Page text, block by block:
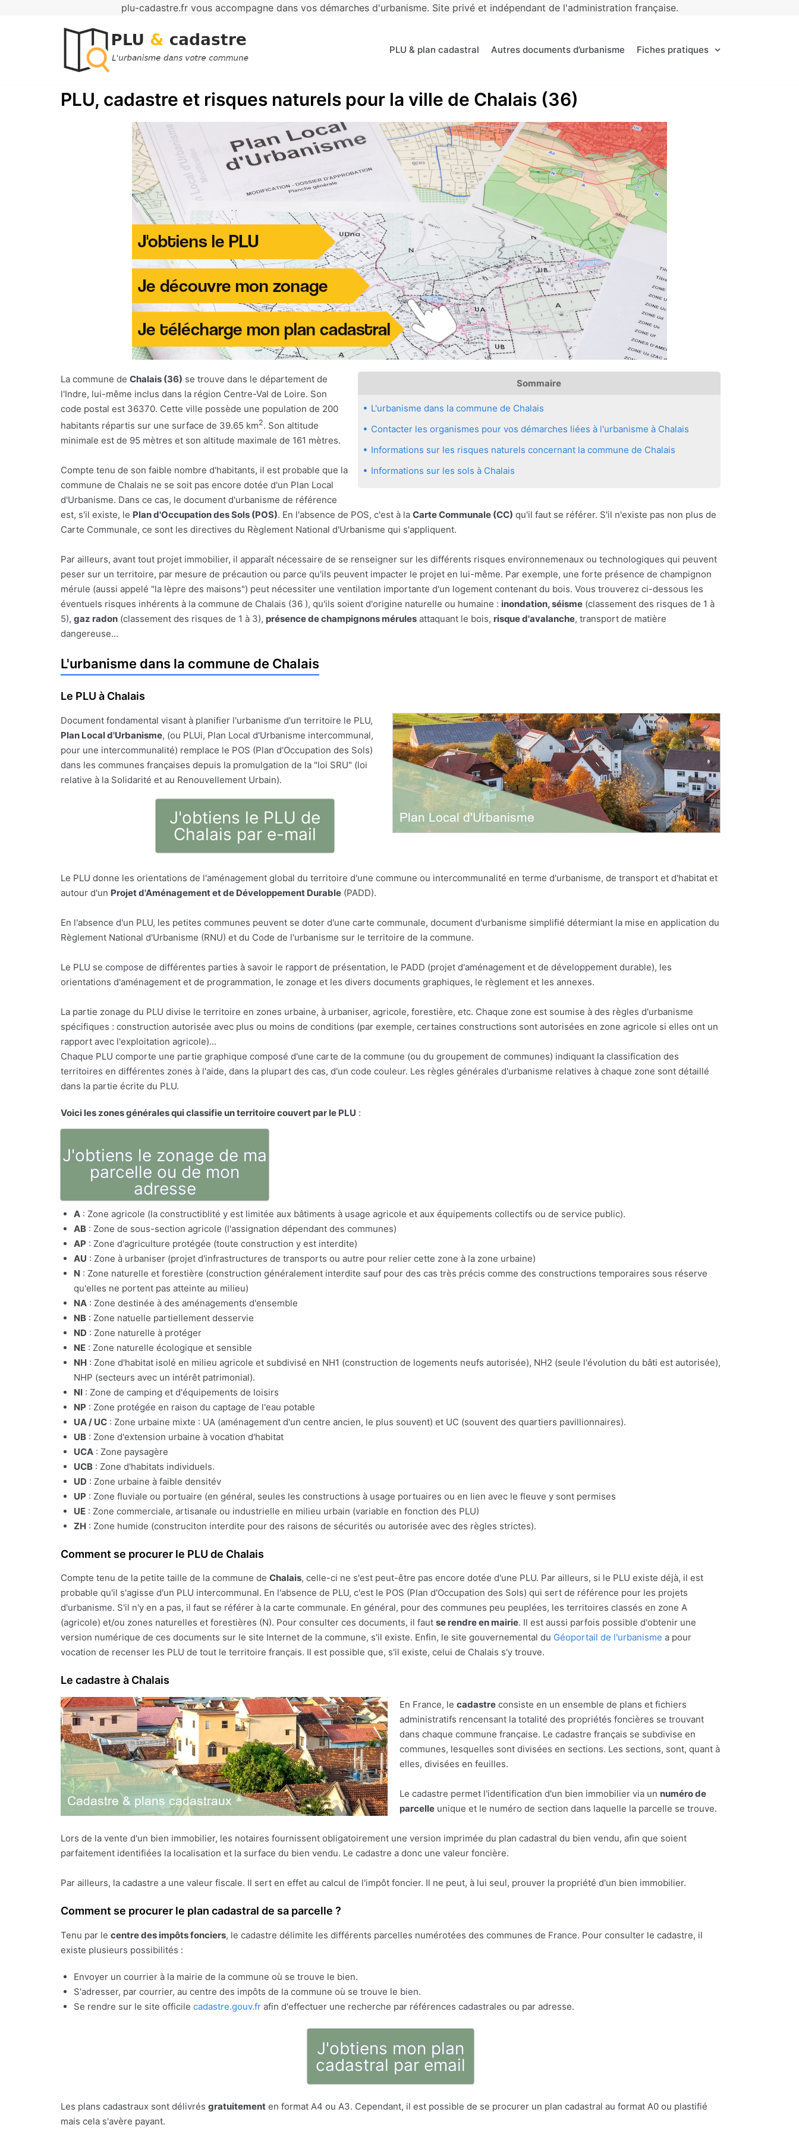
plu-cadastre.fr vous accompagne dans vos démarches d'urbanisme. Site privé et indépendant de l'administration française.
PLU & plan cadastral Autres documents d’urbanisme Fiches pratiques
PLU, cadastre et risques naturels pour la ville de Chalais (36)
Sommaire
L'urbanisme dans la commune de Chalais
Contacter les organismes pour vos démarches liées à l'urbanisme à Chalais
Informations sur les risques naturels concernant la commune de Chalais
Informations sur les sols à Chalais
La commune de Chalais (36) se trouve dans le département de
l'Indre, lui-même inclus dans la région Centre-Val de Loire. Son
code postal est 36370. Cette ville possède une population de 200
habitants répartis sur une surface de 39.65 km2. Son altitude
minimale est de 95 mètres et son altitude maximale de 161 mètres.
Compte tenu de son faible nombre d'habitants, il est probable que la
commune de Chalais ne se soit pas encore dotée d'un Plan Local
d'Urbanisme. Dans ce cas, le document d'urbanisme de référence
est, s'il existe, le Plan d'Occupation des Sols (POS). En l'absence de POS, c'est à la Carte Communale (CC) qu'il faut se référer. S'il n'existe pas non plus de
Carte Communale, ce sont les directives du Règlement National d'Urbanisme qui s'appliquent.
Par ailleurs, avant tout projet immobilier, il apparaît nécessaire de se renseigner sur les différents risques environnemenaux ou technologiques qui peuvent
peser sur un territoire, par mesure de précaution ou parce qu'ils peuvent impacter le projet en lui-même. Par exemple, une forte présence de champignon
mérule (aussi appelé "la lèpre des maisons") peut nécessiter une ventilation importante d'un logement contenant du bois. Vous trouverez ci-dessous les
éventuels risques inhérents à la commune de Chalais (36 ), qu'ils soient d'origine naturelle ou humaine : inondation, séisme (classement des risques de 1 à
5), gaz radon (classement des risques de 1 à 3), présence de champignons mérules attaquant le bois, risque d'avalanche, transport de matière
dangereuse...
L'urbanisme dans la commune de Chalais
Le PLU à Chalais
Document fondamental visant à planifier l'urbanisme d'un territoire le PLU,
Plan Local d'Urbanisme, (ou PLUi, Plan Local d'Urbanisme intercommunal,
pour une intercommunalité) remplace le POS (Plan d'Occupation des Sols)
dans les communes françaises depuis la promulgation de la "loi SRU" (loi
relative à la Solidarité et au Renouvellement Urbain).
J'obtiens le PLU de
Chalais par e-mail
Le PLU donne les orientations de l'aménagement global du territoire d'une commune ou intercommunalité en terme d'urbanisme, de transport et d'habitat et
autour d'un Projet d'Aménagement et de Développement Durable (PADD).
En l'absence d'un PLU, les petites communes peuvent se doter d'une carte communale, document d'urbanisme simplifié détermiant la mise en application du
Règlement National d'Urbanisme (RNU) et du Code de l'urbanisme sur le territoire de la commune.
Le PLU se compose de différentes parties à savoir le rapport de présentation, le PADD (projet d'aménagement et de développement durable), les
orientations d'aménagement et de programmation, le zonage et les divers documents graphiques, le règlement et les annexes.
La partie zonage du PLU divise le territoire en zones urbaine, à urbaniser, agricole, forestière, etc. Chaque zone est soumise à des règles d'urbanisme
spécifiques : construction autorisée avec plus ou moins de conditions (par exemple, certaines constructions sont autorisées en zone agricole si elles ont un
rapport avec l'exploitation agricole)...
Chaque PLU comporte une partie graphique composé d'une carte de la commune (ou du groupement de communes) indiquant la classification des
territoires en différentes zones à l'aide, dans la plupart des cas, d'un code couleur. Les règles générales d'urbanisme relatives à chaque zone sont détaillé
dans la partie écrite du PLU.
Voici les zones générales qui classifie un territoire couvert par le PLU :
J'obtiens le zonage de ma
parcelle ou de mon
adresse
A : Zone agricole (la constructiblité y est limitée aux bâtiments à usage agricole et aux équipements collectifs ou de service public).
AB : Zone de sous-section agricole (l'assignation dépendant des communes)
AP : Zone d'agriculture protégée (toute construction y est interdite)
AU : Zone à urbaniser (projet d'infrastructures de transports ou autre pour relier cette zone à la zone urbaine)
N : Zone naturelle et forestière (construction généralement interdite sauf pour des cas très précis comme des constructions temporaires sous réserve
qu'elles ne portent pas atteinte au milieu)
NA : Zone destinée à des aménagements d'ensemble
NB : Zone natuelle partiellement desservie
ND : Zone naturelle à protéger
NE : Zone naturelle écologique et sensible
NH : Zone d'habitat isolé en milieu agricole et subdivisé en NH1 (construction de logements neufs autorisée), NH2 (seule l'évolution du bâti est autorisée),
NHP (secteurs avec un intérêt patrimonial).
NI : Zone de camping et d'équipements de loisirs
NP : Zone protégée en raison du captage de l'eau potable
UA / UC : Zone urbaine mixte : UA (aménagement d'un centre ancien, le plus souvent) et UC (souvent des quartiers pavillionnaires).
UB : Zone d'extension urbaine à vocation d'habitat
UCA : Zone paysagère
UCB : Zone d'habitats individuels.
UD : Zone urbaine à faible densitév
UP : Zone fluviale ou portuaire (en général, seules les constructions à usage portuaires ou en lien avec le fleuve y sont permises
UE : Zone commerciale, artisanale ou industrielle en milieu urbain (variable en fonction des PLU)
ZH : Zone humide (construciton interdite pour des raisons de sécurités ou autorisée avec des règles strictes).
Comment se procurer le PLU de Chalais
Compte tenu de la petite taille de la commune de Chalais, celle-ci ne s'est peut-être pas encore dotée d'une PLU. Par ailleurs, si le PLU existe déjà, il est
probable qu'il s'agisse d'un PLU intercommunal. En l'absence de PLU, c'est le POS (Plan d'Occupation des Sols) qui sert de référence pour les projets
d'urbanisme. S'il n'y en a pas, il faut se référer à la carte communale. En général, pour des communes peu peuplées, les territoires classés en zone A
(agricole) et/ou zones naturelles et forestières (N). Pour consulter ces documents, il faut se rendre en mairie. Il est aussi parfois possible d'obtenir une
version numérique de ces documents sur le site Internet de la commune, s'il existe. Enfin, le site gouvernemental du Géoportail de l'urbanisme a pour
vocation de recenser les PLU de tout le territoire français. Il est possible que, s'il existe, celui de Chalais s'y trouve.
Le cadastre à Chalais
En France, le cadastre consiste en un ensemble de plans et fichiers
administratifs rencensant la totalité des propriétés foncières se trouvant
dans chaque commune française. Le cadastre français se subdivise en
communes, lesquelles sont divisées en sections. Les sections, sont, quant à
elles, divisées en feuilles.
Le cadastre permet l'identification d'un bien immobilier via un numéro de
parcelle unique et le numéro de section dans laquelle la parcelle se trouve.
Lors de la vente d'un bien immobilier, les notaires fournissent obligatoirement une version imprimée du plan cadastral du bien vendu, afin que soient
parfaitement identifiées la localisation et la surface du bien vendu. Le cadastre a donc une valeur foncière.
Par ailleurs, la cadastre a une valeur fiscale. Il sert en effet au calcul de l'impôt foncier. Il ne peut, à lui seul, prouver la propriété d'un bien immobilier.
Comment se procurer le plan cadastral de sa parcelle ?
Tenu par le centre des impôts fonciers, le cadastre délimite les différents parcelles numérotées des communes de France. Pour consulter le cadastre, il
existe plusieurs possibilités :
Envoyer un courrier à la mairie de la commune où se trouve le bien.
S'adresser, par courrier, au centre des impôts de la commune où se trouve le bien.
Se rendre sur le site officile cadastre.gouv.fr afin d'effectuer une recherche par références cadastrales ou par adresse.
J'obtiens mon plan
cadastral par email
Les plans cadastraux sont délivrés gratuitement en format A4 ou A3. Cependant, il est possible de se procurer un plan cadastral au format A0 ou plastifié
mais cela s'avère payant.